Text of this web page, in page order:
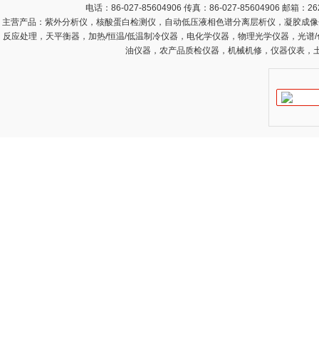
电话：86-027-85604906 传真：86-027-85604906 邮箱：
主营产品： 紫外分析仪，核酸蛋白检测仪，自动低压液相色谱分离层析仪，凝胶成
反应处理，天平衡器，加热/恒温/低温制冷仪器，电化学仪器，物理光学仪器，光
油仪器，农产品质检仪器，机械机修，仪器仪表，